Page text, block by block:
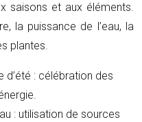
saisons et aux éléments.
la puissance de l’eau, la
plantes.
d’été : célébration des
: utilisation de sources